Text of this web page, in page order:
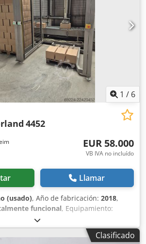
1 / 6
4452
EUR 58.000
VB IVA no incluído
Llamar
(usado), Año de fabricación: 2018,
funcional, Equipamiento:
de seguridad, documentación /
un robot lineal con módulo de succión
de cajas. La instalación está diseñada
Clasificado